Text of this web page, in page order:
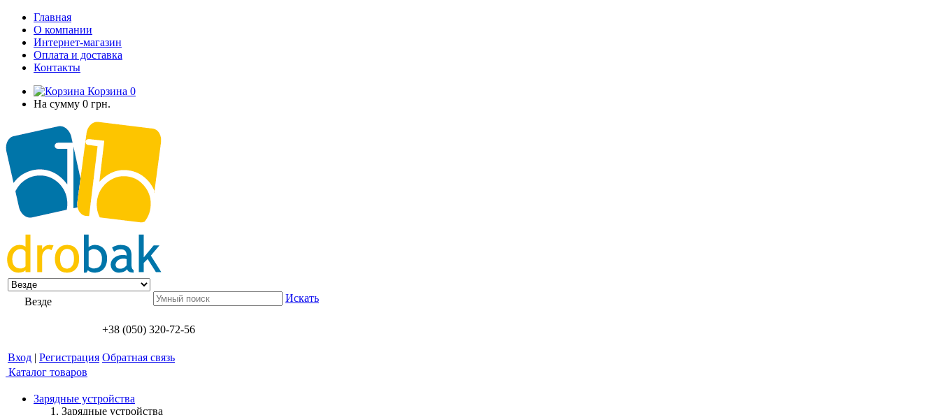
Главная
О компании
Интернет-магазин
Оплата и доставка
Контакты
Корзина 0
На сумму 0 грн.
Везде Искать
+38 (050) 320-72-56
Вход | Регистрация Обратная связь
Каталог товаров
Зарядные устройства
Зарядные устройства